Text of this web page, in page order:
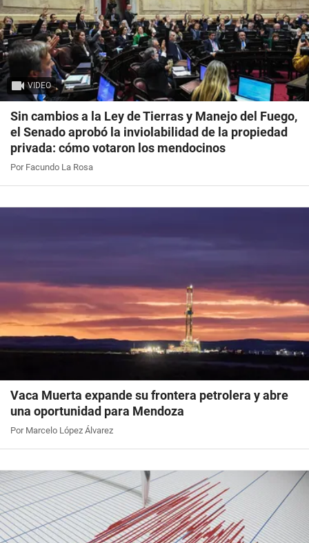
VIDEO
Sin cambios a la Ley de Tierras y Manejo del Fuego,
el Senado aprobó la inviolabilidad de la propiedad
privada: cómo votaron los mendocinos
Por Facundo La Rosa
Vaca Muerta expande su frontera petrolera y abre
una oportunidad para Mendoza
Por Marcelo López Álvarez